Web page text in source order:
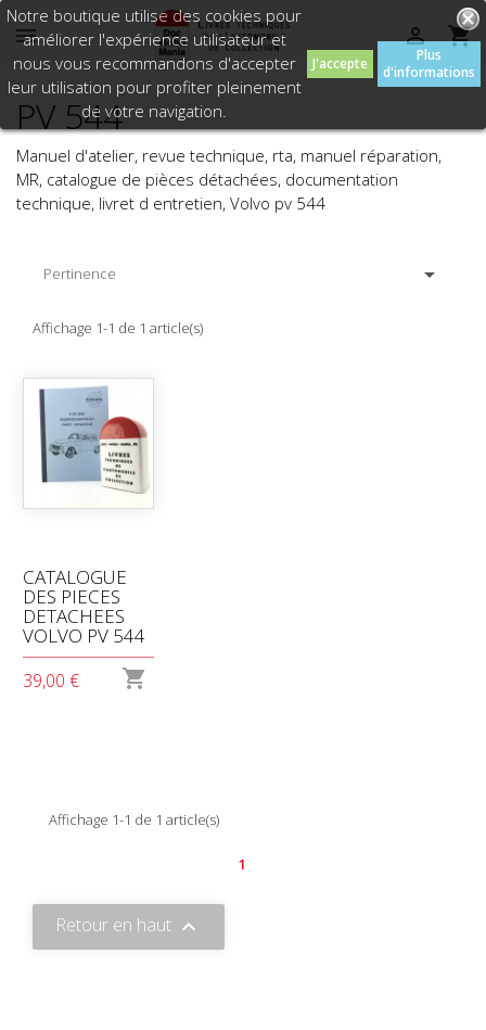
 

Notre boutique utilise des cookies pour
améliorer l'expérience utilisateur et
nous vous recommandons d'accepter
leur utilisation pour profiter pleinement
de votre navigation.
J'accepte
Plus
d'informations
PV 544
Manuel d'atelier, revue technique, rta, manuel réparation,
MR, catalogue de pièces détachées, documentation
technique, livret d entretien, Volvo pv 544
Pertinence 
Affichage 1-1 de 1 article(s)
CATALOGUE
DES PIECES
DETACHEES
VOLVO PV 544
39,00 € 
Affichage 1-1 de 1 article(s)
1
Retour en haut 